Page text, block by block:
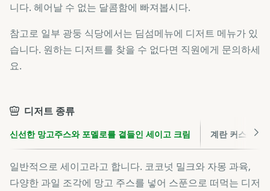
니다. 헤어날 수 없는 달콤함에 빠져봅시다.
참고로 일부 광둥 식당에서는 딤섬메뉴에 디저트 메뉴가 있
습니다. 원하는 디저트를 찾을 수 없다면 직원에게 문의하세
요.
디저트 종류
신선한 망고주스와 포멜로를 곁들인 세이고 크림 계란 커스터드
일반적으로 세이고라고 합니다. 코코넛 밀크와 자몽 과육,
다양한 과일 조각에 망고 주스를 넣어 스푼으로 떠먹는 디저